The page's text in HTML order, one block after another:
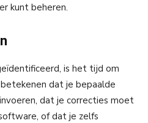
kunt beheren.
is het tijd om
dat je bepaalde
dat je correcties moet
of dat je zelfs